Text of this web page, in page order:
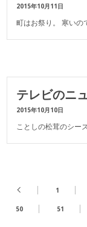
2015年10月11日
町はお祭り。 寒いの
テレビのニ
2015年10月10日
ことしの松茸のシー
1
50 51